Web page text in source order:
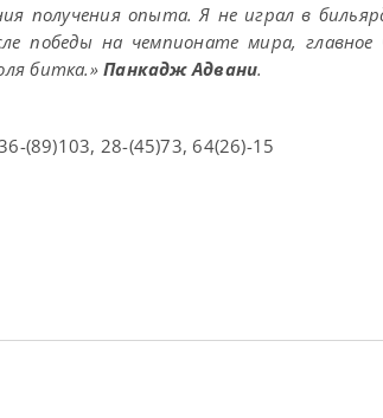
получения опыта. Я не играл в
победы на чемпионате мира,
битка.»Панкадж Адвани.
(89)103, 28-(45)73, 64(26)-15